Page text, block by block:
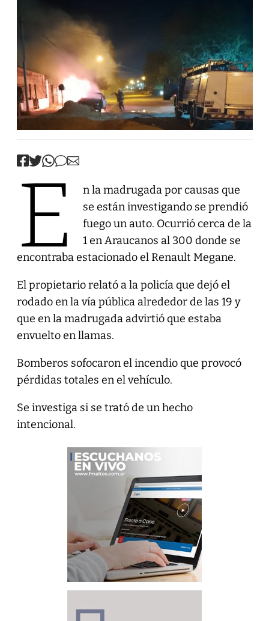
E
n la madrugada por causas que
se están investigando se prendió
fuego un auto. Ocurrió cerca de la
1 en Araucanos al 300 donde se
encontraba estacionado el Renault Megane.
El propietario relató a la policía que dejó el
rodado en la vía pública alrededor de las 19 y
que en la madrugada advirtió que estaba
envuelto en llamas.
Bomberos sofocaron el incendio que provocó
pérdidas totales en el vehículo.
Se investiga si se trató de un hecho
intencional.